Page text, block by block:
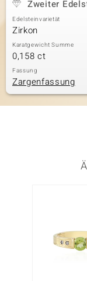
Zweiter
Edelsteinvarietät
Zirkon
Karatgewicht Summe
0,158 ct
Fassung
Zargenfassung